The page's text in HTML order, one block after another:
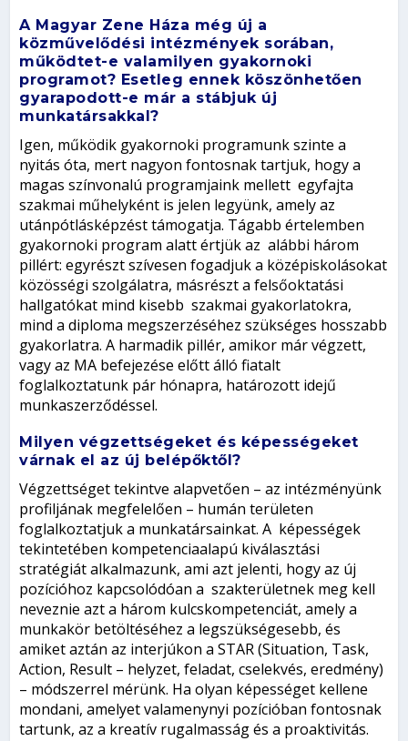
A Magyar Zene Háza még új a
közművelődési intézmények sorában,
működtet-e valamilyen gyakornoki
programot? Esetleg ennek köszönhetően
gyarapodott-e már a stábjuk új
munkatársakkal?
Igen, működik gyakornoki programunk szinte a
nyitás óta, mert nagyon fontosnak tartjuk, hogy a
magas színvonalú programjaink mellett egyfajta
szakmai műhelyként is jelen legyünk, amely az
utánpótlásképzést támogatja. Tágabb értelemben
gyakornoki program alatt értjük az alábbi három
pillért: egyrészt szívesen fogadjuk a középiskolásokat
közösségi szolgálatra, másrészt a felsőoktatási
hallgatókat mind kisebb szakmai gyakorlatokra,
mind a diploma megszerzéséhez szükséges hosszabb
gyakorlatra. A harmadik pillér, amikor már végzett,
vagy az MA befejezése előtt álló fiatalt
foglalkoztatunk pár hónapra, határozott idejű
munkaszerződéssel.
Milyen végzettségeket és képességeket
várnak el az új belépőktől?
Végzettséget tekintve alapvetően – az intézményünk
profiljának megfelelően – humán területen
foglalkoztatjuk a munkatársainkat. A képességek
tekintetében kompetenciaalapú kiválasztási
stratégiát alkalmazunk, ami azt jelenti, hogy az új
pozícióhoz kapcsolódóan a szakterületnek meg kell
neveznie azt a három kulcskompetenciát, amely a
munkakör betöltéséhez a legszükségesebb, és
amiket aztán az interjúkon a STAR (Situation, Task,
Action, Result – helyzet, feladat, cselekvés, eredmény)
– módszerrel mérünk. Ha olyan képességet kellene
mondani, amelyet valamenynyi pozícióban fontosnak
tartunk, az a kreatív rugalmasság és a proaktivitás.